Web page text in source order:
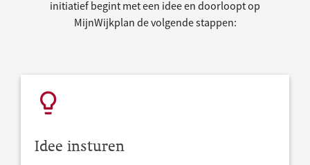
initiatief begint met een idee en doorloopt op
MijnWijkplan de volgende stappen:
Idee insturen